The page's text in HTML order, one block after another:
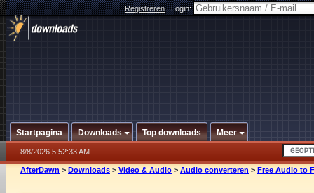
Registreren|Login:
Startpagina Downloads Top downloads Meer
8/8/2026 5:52:33 AM
AfterDawn > Downloads > Video & Audio > Audio converteren > Free Audio to